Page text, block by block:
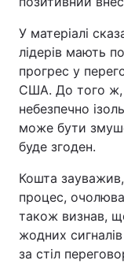
У матеріалі
лідерів мають
прогрес у
США. До того ж,
небезпечно
може бути
буде згоден.
Кошта
процес,
також визнав,
жодних
за стіл